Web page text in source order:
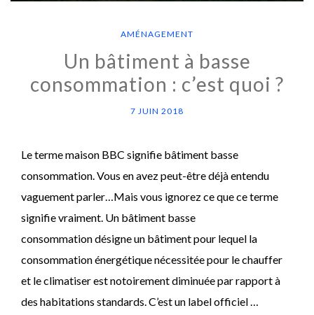
AMÉNAGEMENT
Un bâtiment à basse
consommation : c’est quoi ?
7 JUIN 2018
Le terme maison BBC signifie bâtiment basse
consommation. Vous en avez peut-être déjà entendu
vaguement parler…Mais vous ignorez ce que ce terme
signifie vraiment. Un bâtiment basse
consommation désigne un bâtiment pour lequel la
consommation énergétique nécessitée pour le chauffer
et le climatiser est notoirement diminuée par rapport à
des habitations standards. C’est un label officiel …